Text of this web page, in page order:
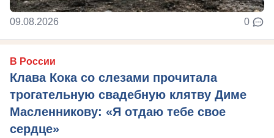
09.08.2026 0
В России
Клава Кока со слезами прочитала
трогательную свадебную клятву Диме
Масленникову: «Я отдаю тебе свое
сердце»